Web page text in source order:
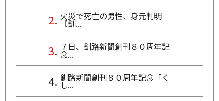
火災で死亡の男性、身元判明
【釧...
７日、釧路新聞創刊８０周年記
念...
釧路新聞創刊８０周年記念「く
し...